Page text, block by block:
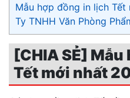
Mẫu hợp đồng in lịch
Ty TNHH Văn Phòng
[CHIA SẺ]
Tết mới nhất